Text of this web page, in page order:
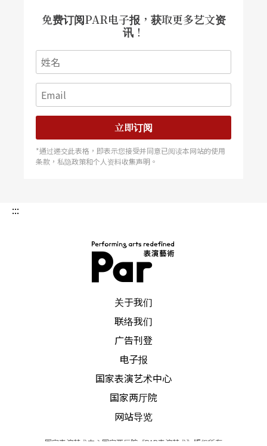
说好多种语言。仿佛一个人可当五个人用。
玉慧：「寻家是寻找自我的过程。」
明夏：「我们不管去到哪里，在彼此的身边，就觉
得有家的感觉。」
我认识他之前，有一些朋友警告我说，千万
不要嫁给德国人，他们周末只会洗车，其他什么事
都不做，这一点我其实不在意。后来嫁给明夏，我
发现他什么都洗，就是不洗车。他很喜欢做家事，
也常常载我去机场、叮咛我东西要带齐，有点像我
这算是一种赞美吗？
免费订阅PAR电子报，获取更多艺文资
讯！
立即订阅
*通过递交此表格，即表示您接受并同意已阅读本网站的使用
条款，私隐政策和个人资料收集声明。
:::
关于我们
联络我们
广告刊登
电子报
国家表演艺术中心
国家两厅院
网站导览
国家表演艺术中心国家两厅院《PAR表演艺术》版权所有